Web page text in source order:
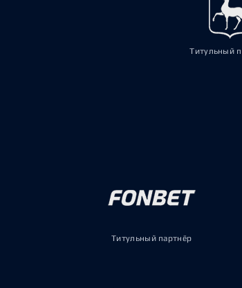
Титульный
Титульный партнёр